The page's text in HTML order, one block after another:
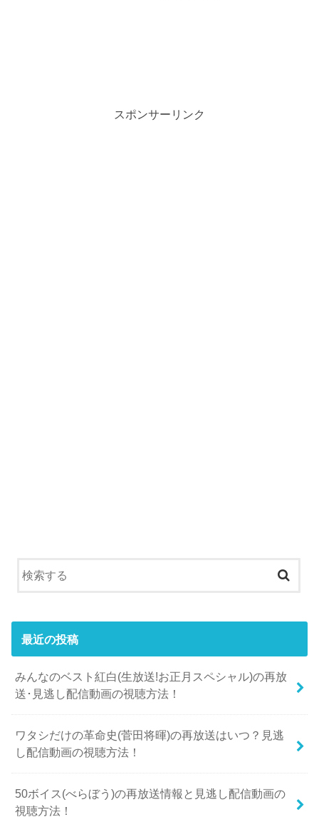
スポンサーリンク
最近の投稿
みんなのベスト紅白(生放送!お正月スペシャル)の再放
送･見逃し配信動画の視聴方法！
ワタシだけの革命史(菅田将暉)の再放送はいつ？見逃
し配信動画の視聴方法！
50ボイス(べらぼう)の再放送情報と見逃し配信動画の
視聴方法！